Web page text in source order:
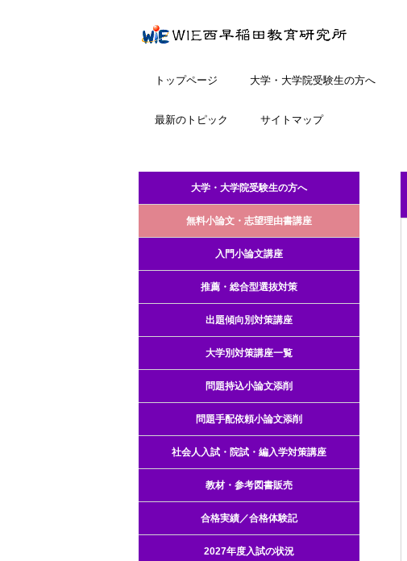
トップページ 大学・大学院受験生の方へ
最新のトピック サイトマップ
大学・大学院受験生の方へ
無料小論文・志望理由書講座
入門小論文講座
推薦・総合型選抜対策
出題傾向別対策講座
大学別対策講座一覧
問題持込小論文添削
問題手配依頼小論文添削
社会人入試・院試・編入学対策講座
教材・参考図書販売
合格実績／合格体験記
2027年度入試の状況